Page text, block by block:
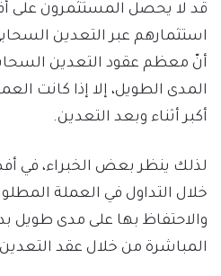
قد لا يحصل المستثمرون على
استثمارهم عبر التعدين
أنّ معظم عقود التعدين
المدى الطويل، إلا إذا كانت
أكبر أثناء وبعد التعدين.
لذلك ينظر بعض الخبراء، في
خلال التداول في العملة
والاحتفاظ بها على مدى طويل
المباشرة من خلال عقد